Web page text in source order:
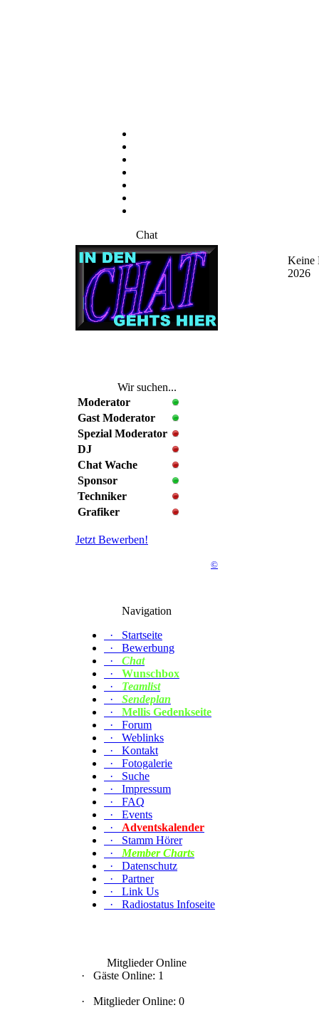
Chat
Wir suchen...
Moderator
Gast Moderator
Spezial Moderator
DJ
Chat Wache
Sponsor
Techniker
Grafiker
Jetzt Bewerben!
©
Navigation
·
Startseite
·
Bewerbung
·
Chat
·
Wunschbox
·
Teamlist
·
Sendeplan
·
Mellis Gedenkseite
·
Forum
·
Weblinks
·
Kontakt
·
Fotogalerie
·
Suche
·
Impressum
·
FAQ
·
Events
·
Adventskalender
·
Stamm Hörer
·
Member Charts
·
Datenschutz
·
Partner
·
Link Us
·
Radiostatus Infoseite
Mitglieder Online
·
Gäste Online: 1
· Mitglieder Online: 0
Keine
2026